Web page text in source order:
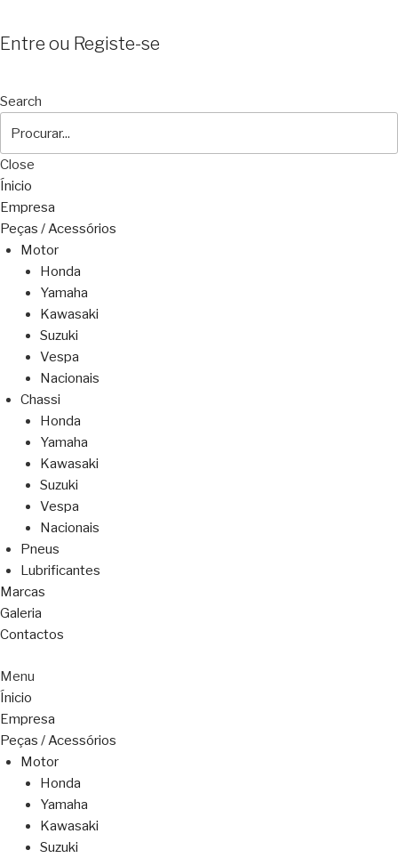
Entre ou Registe-se
Search
Close
Ínicio
Empresa
Peças / Acessórios
Motor
Honda
Yamaha
Kawasaki
Suzuki
Vespa
Nacionais
Chassi
Honda
Yamaha
Kawasaki
Suzuki
Vespa
Nacionais
Pneus
Lubrificantes
Marcas
Galeria
Contactos
Menu
Ínicio
Empresa
Peças / Acessórios
Motor
Honda
Yamaha
Kawasaki
Suzuki